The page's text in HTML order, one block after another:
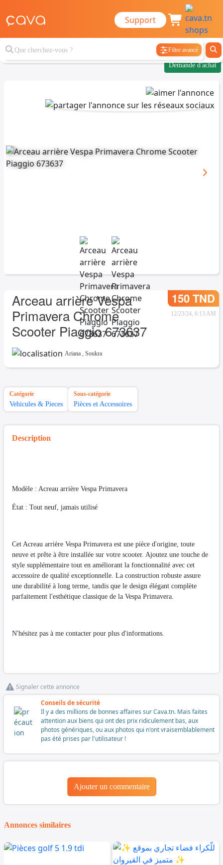
Support
Filtre avancé
Demande d'achat
Arceau arrière Vespa
Primavera Chrome
Scooter Piaggio 673637
150 TND
12/23/24, 6:13 AM
Ariana , Soukra
Catégorie
Vehicules & Pieces
Sous-catégorie
Pièces et Accessoires
Description
Modèle : Acreau arrière Vespa Primavera
État : Tout neuf, jamais utilisé
Cet Acreau arrière Vespa Primavera est une pièce d'origine, toute
neuve et prête à être installée sur votre scooter. Ajoutez une touche de
style supplémentaire tout en améliorant la fonctionnalité avec cet
accessoire de qualité exceptionnelle. La construction robuste assure
une durabilité à long terme, tandis que le design élégant complète
parfaitement l'esthétique classique de la Vespa Primavera.
N'hésitez pas à me contacter pour plus d'informations.
Signaler cette annonce
Conseils de sécurité
Il y a des millions de bonnes affaires sur Cava.tn. Mais faites
attention aux biens qui ont des prix ridiculement bas, aux
photos génériques, ou aux photos qui n'ont vraisemblablement
pas été prises par l'utilisateur !
Ajouter un commentaire
Annonces similaires